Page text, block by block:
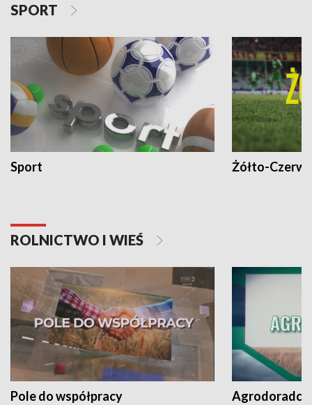
SPORT
Sport Żółto-
ROLNICTWO I WIEŚ
Pole do współpracy Agrodoradcy